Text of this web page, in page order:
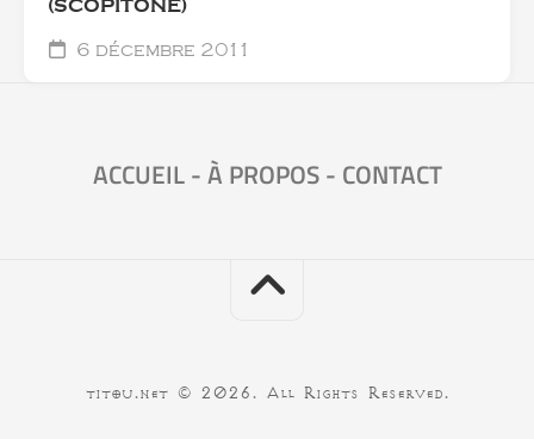
(SCOPITONE)
6 décembre 2011
ACCUEIL-À PROPOS- CONTACT
titou.net © 2026. All Rights Reserved.